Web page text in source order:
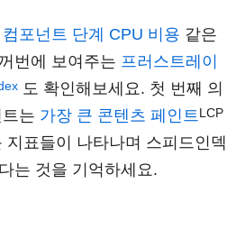
컴포넌트 단계 CPU 비용 같은
번에 보여주는 프러스트레이
도 확인해보세요. 첫 번째 의
는 가장 큰 콘텐츠 페인트 LCP
지표들이 나타나며 스피드인덱
는 것을 기억하세요.